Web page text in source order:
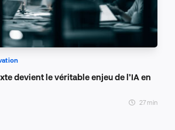
devient le véritable enjeu de l’IA en
27 min